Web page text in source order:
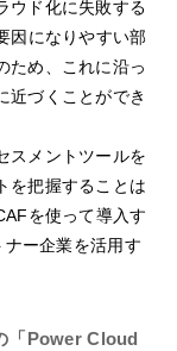
ウド化に失敗する
因になりやすい部
ため、これに沿っ
近づくことができ
スメントツールを
を把握することは
を使って導入す
ー企業を活用す
「Power Cloud